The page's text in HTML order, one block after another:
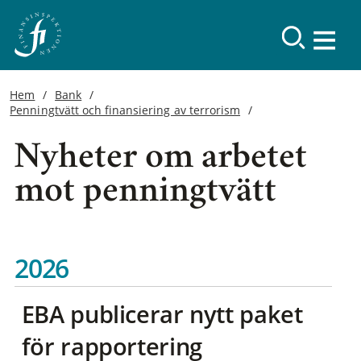
Hem
Bank
Penningtvätt och finansiering av terrorism
Nyheter om arbetet
mot penningtvätt
2026
EBA publicerar nytt paket
för rapportering